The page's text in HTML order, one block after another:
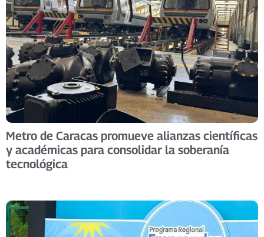
Metro de Caracas promueve alianzas científicas
y académicas para consolidar la soberanía
tecnológica​